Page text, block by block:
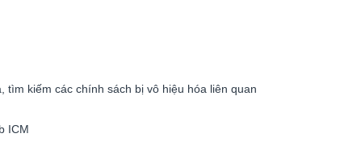
kiếm các chính sách bị vô hiệu hóa liên quan
ICM